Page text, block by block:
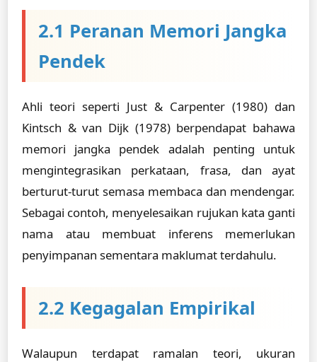
2.1 Peranan Memori Jangka
Pendek
Ahli teori seperti Just & Carpenter (1980) dan
Kintsch & van Dijk (1978) berpendapat bahawa
memori jangka pendek adalah penting untuk
mengintegrasikan perkataan, frasa, dan ayat
berturut-turut semasa membaca dan mendengar.
Sebagai contoh, menyelesaikan rujukan kata ganti
nama atau membuat inferens memerlukan
penyimpanan sementara maklumat terdahulu.
2.2 Kegagalan Empirikal
Walaupun terdapat ramalan teori, ukuran